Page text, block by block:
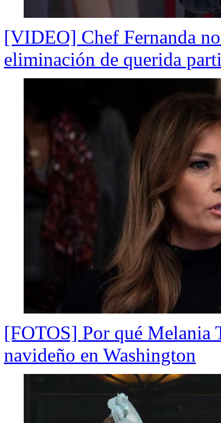
[VIDEO] Chef Fernanda
eliminación de querida
[FOTOS] Por qué Melania
navideño en Washington